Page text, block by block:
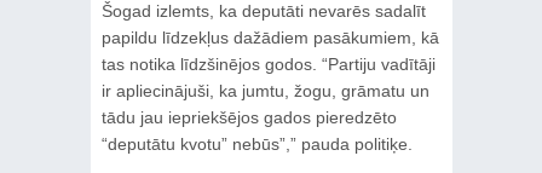
Šogad izlemts, ka deputāti nevarēs sadalīt
papildu līdzekļus dažādiem pasākumiem, kā
tas notika līdzšinējos godos. “Partiju vadītāji
ir apliecinājuši, ka jumtu, žogu, grāmatu un
tādu jau iepriekšējos gados pieredzēto
“deputātu kvotu” nebūs”,” pauda politiķe.